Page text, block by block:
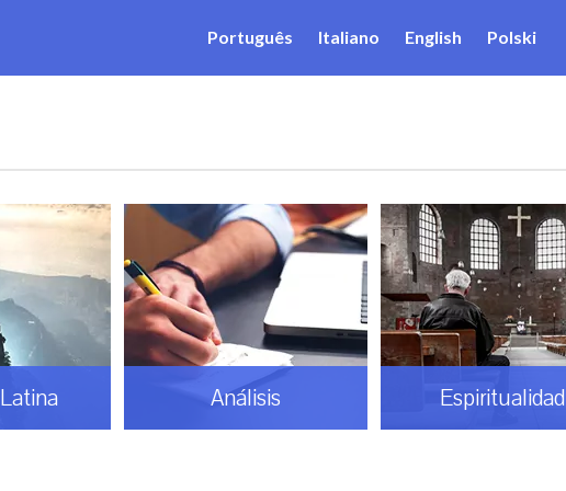
Português Italiano English Polski
Análisis Espiritualidad